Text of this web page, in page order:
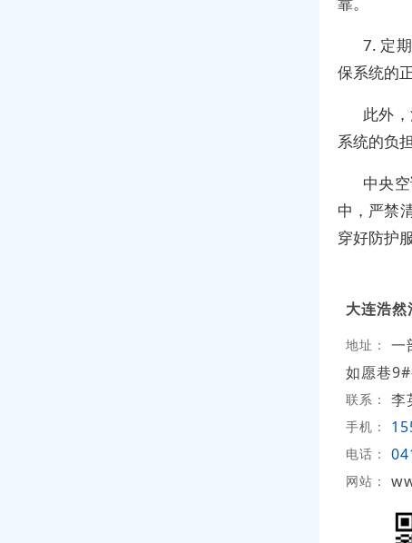
7. 定
保系统的
此外
系统的负
中央
中，严禁
穿好防护
大连浩然
地址：
一
如愿巷
联系： 李
手机：
电话：
网站：